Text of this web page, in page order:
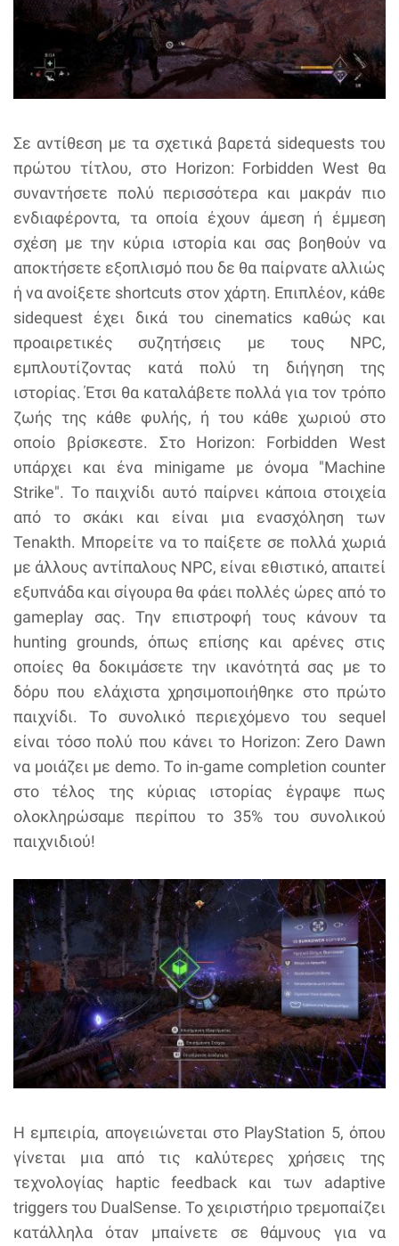
Σε αντίθεση με τα σχετικά βαρετά sidequests του
πρώτου τίτλου, στο Horizon: Forbidden West θα
συναντήσετε πολύ περισσότερα και μακράν πιο
ενδιαφέροντα, τα οποία έχουν άμεση ή έμμεση
σχέση με την κύρια ιστορία και σας βοηθούν να
αποκτήσετε εξοπλισμό που δε θα παίρνατε αλλιώς
ή να ανοίξετε shortcuts στον χάρτη. Επιπλέον, κάθε
sidequest έχει δικά του cinematics καθώς και
προαιρετικές συζητήσεις με τους NPC,
εμπλουτίζοντας κατά πολύ τη διήγηση της
ιστορίας. Έτσι θα καταλάβετε πολλά για τον τρόπο
ζωής της κάθε φυλής, ή του κάθε χωριού στο
οποίο βρίσκεστε. Στο Horizon: Forbidden West
υπάρχει και ένα minigame με όνομα "Machine
Strike". Το παιχνίδι αυτό παίρνει κάποια στοιχεία
από το σκάκι και είναι μια ενασχόληση των
Tenakth. Μπορείτε να το παίξετε σε πολλά χωριά
με άλλους αντίπαλους NPC, είναι εθιστικό, απαιτεί
εξυπνάδα και σίγουρα θα φάει πολλές ώρες από το
gameplay σας. Την επιστροφή τους κάνουν τα
hunting grounds, όπως επίσης και αρένες στις
οποίες θα δοκιμάσετε την ικανότητά σας με το
δόρυ που ελάχιστα χρησιμοποιήθηκε στο πρώτο
παιχνίδι. Το συνολικό περιεχόμενο του sequel
είναι τόσο πολύ που κάνει το Horizon: Zero Dawn
να μοιάζει με demo. Το in-game completion counter
στο τέλος της κύριας ιστορίας έγραψε πως
ολοκληρώσαμε περίπου το 35% του συνολικού
παιχνιδιού!
Η εμπειρία, απογειώνεται στο PlayStation 5, όπου
γίνεται μια από τις καλύτερες χρήσεις της
τεχνολογίας haptic feedback και των adaptive
triggers του DualSense. Το χειριστήριο τρεμοπαίζει
κατάλληλα όταν μπαίνετε σε θάμνους για να